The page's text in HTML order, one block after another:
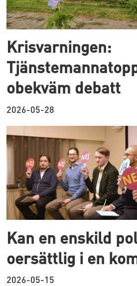
Krisvarningen:
obekväm debatt
2026-05-28
Kan en enskild
oersättlig i en
2026-05-15